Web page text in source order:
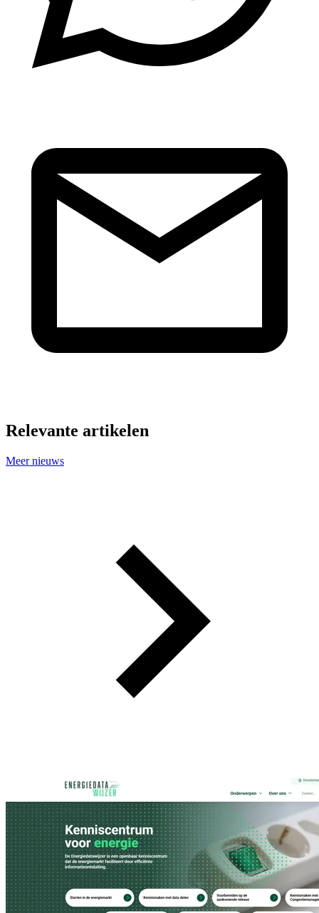
Relevante artikelen
Meer nieuws